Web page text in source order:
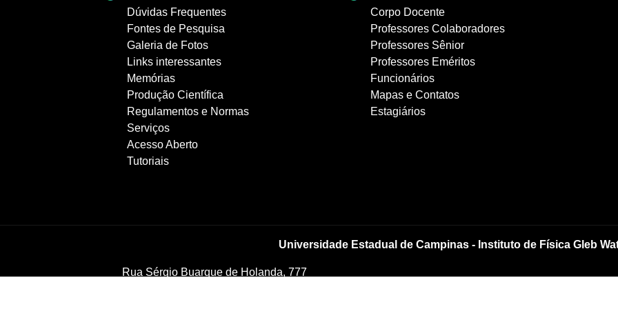
Dúvidas Frequentes
Fontes de Pesquisa
Galeria de Fotos
Links interessantes
Memórias
Produção Científica
Regulamentos e Normas
Serviços
Acesso Aberto
Tutoriais
Corpo Docente
Professores Colaboradores
Professores Sênior
Professores Eméritos
Funcionários
Mapas e Contatos
Estagiários
Universidade Estadual de Campinas - Instituto de Física Gleb
Rua Sérgio Buarque de Holanda, 777